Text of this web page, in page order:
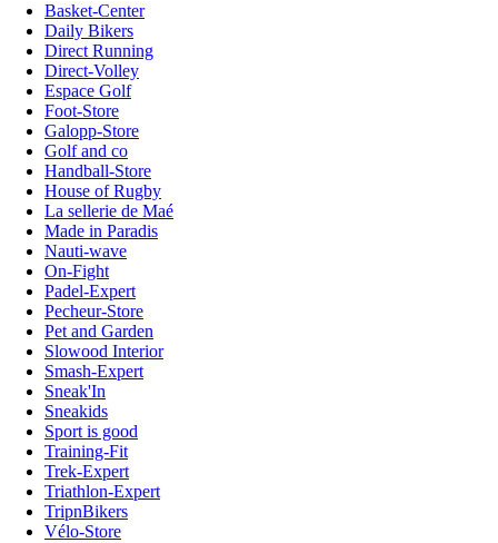
Basket-Center
Daily Bikers
Direct Running
Direct-Volley
Espace Golf
Foot-Store
Galopp-Store
Golf and co
Handball-Store
House of Rugby
La sellerie de Maé
Made in Paradis
Nauti-wave
On-Fight
Padel-Expert
Pecheur-Store
Pet and Garden
Slowood Interior
Smash-Expert
Sneak'In
Sneakids
Sport is good
Training-Fit
Trek-Expert
Triathlon-Expert
TripnBikers
Vélo-Store